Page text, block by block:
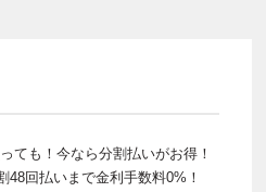
ても！今なら分割払いがお得！
48回払いまで金利手数料0%！